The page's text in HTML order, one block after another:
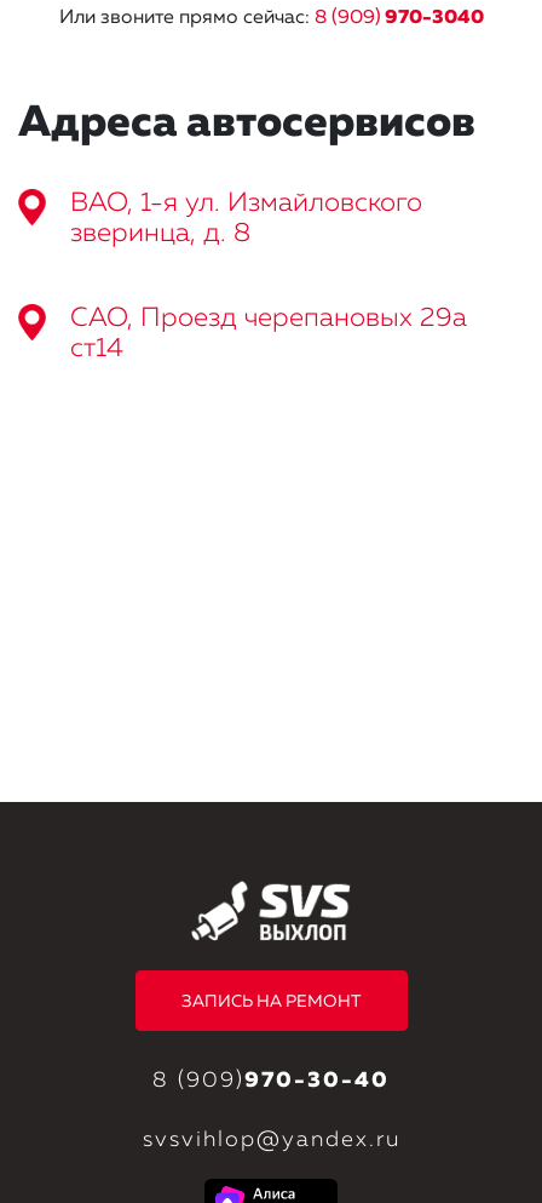
Или звоните прямо сейчас: 8 (909) 970-3040
Адреса автосервисов
ВАО, 1-я ул. Измайловского
зверинца, д. 8
САО, Проезд черепановых 29а
ст14
ЗАПИСЬ НА РЕМОНТ
8 (909)970-30-40
svsvihlop@yandex.ru